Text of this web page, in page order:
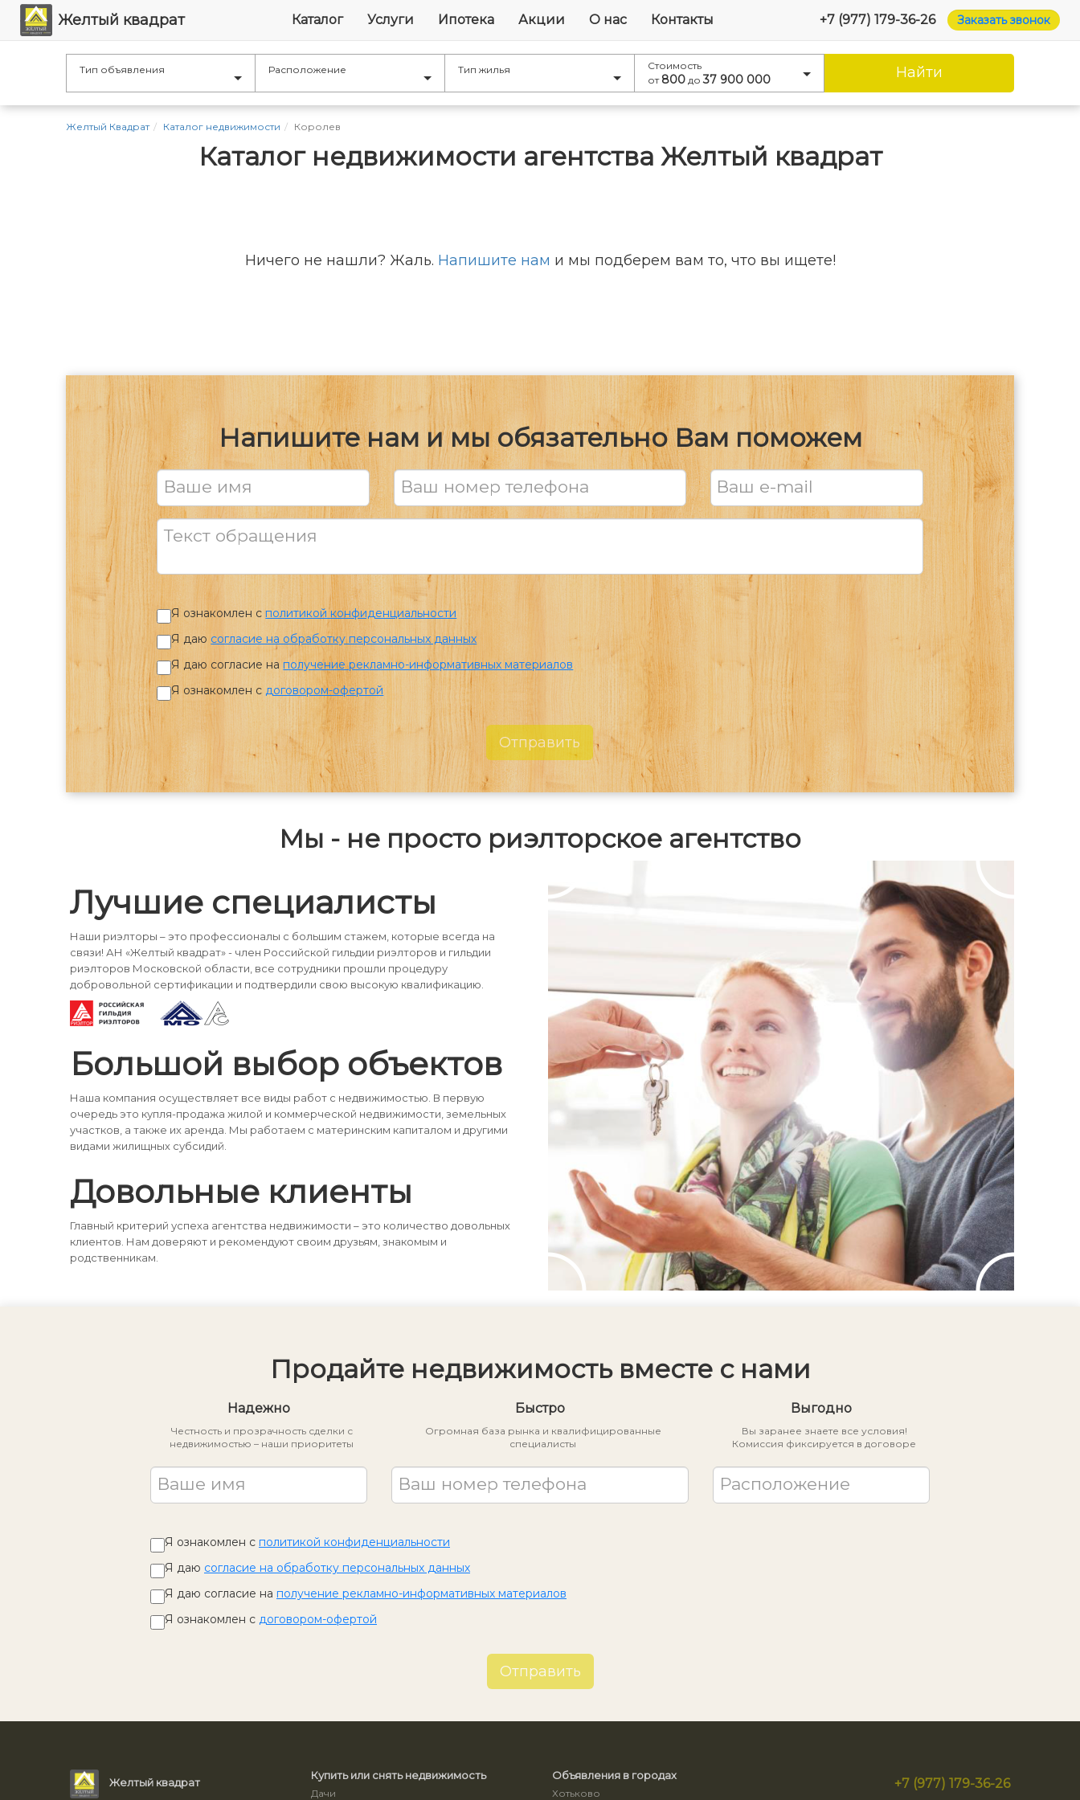
Желтый квадрат Каталог Услуги Ипотека Акции О нас Контакты Заказать звонок
+7 (977) 179-36-26
Тип объявления Расположение Тип жилья
Стоимость
от 800 до37 900 000 Найти
Желтый Квадрат Каталог недвижимости Королев
Каталог недвижимости агентства Желтый квадрат
Ничего не нашли? Жаль. Напишите нам и мы подберем вам то, что вы ищете!
Напишите нам и мы обязательно Вам поможем
Ваше имя Ваш номер телефона Ваш e-mail
Текст обращения
Я ознакомлен с политикой конфиденциальности
Я даю согласие на обработку персональных данных
Я даю согласие наполучение рекламно-информативных материалов
Я ознакомлен с договором-офертой
Отправить
Мы - не просто риэлторское агентство
Лучшие специалисты
Наши риэлторы – это профессионалы с большим стажем, которые всегда на
связи! АН «Желтый квадрат» - член Российской гильдии риэлторов и гильдии
риэлторов Московской области, все сотрудники прошли процедуру
добровольной сертификации и подтвердили свою высокую квалификацию.
Большой выбор объектов
Наша компания осуществляет все виды работ с недвижимостью. В первую
очередь это купля-продажа жилой и коммерческой недвижимости, земельных
участков, а также их аренда. Мы работаем с материнским капиталом и другими
видами жилищных субсидий.
Довольные клиенты
Главный критерий успеха агентства недвижимости – это количество довольных
клиентов. Нам доверяют и рекомендуют своим друзьям, знакомым и
родственникам.
Продайте недвижимость вместе с нами
Надежно
Честность и прозрачность сделки с
недвижимостью – наши приоритеты
Быстро
Огромная база рынка и квалифицированные
специалисты
Выгодно
Вы заранее знаете все условия!
Комиссия фиксируется в договоре
Ваше имя Ваш номер телефона Расположение
Я ознакомлен с политикой конфиденциальности
Я даю согласие на обработку персональных данных
Я даю согласие на получение рекламно-информативных материалов
Я ознакомлен с договором-офертой
Отправить
Желтый квадрат
Купить или снять недвижимость
Дачи
Объявления в городах
Хотьково
+7 (977) 179-36-26